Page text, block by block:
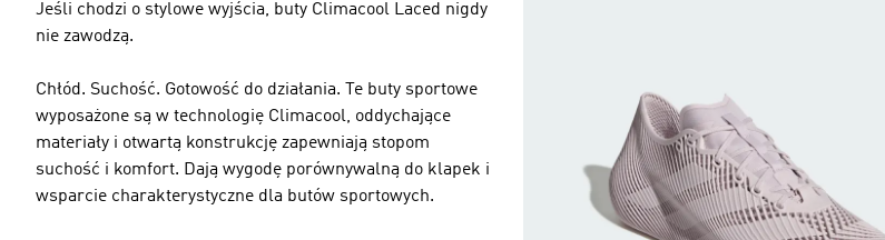
Jeśli chodzi o stylowe wyjścia, buty Climacool Laced nigdy
nie zawodzą.
Chłód. Suchość. Gotowość do działania. Te buty sportowe
wyposażone są w technologię Climacool, oddychające
materiały i otwartą konstrukcję zapewniają stopom
suchość i komfort. Dają wygodę porównywalną do klapek i
wsparcie charakterystyczne dla butów sportowych.